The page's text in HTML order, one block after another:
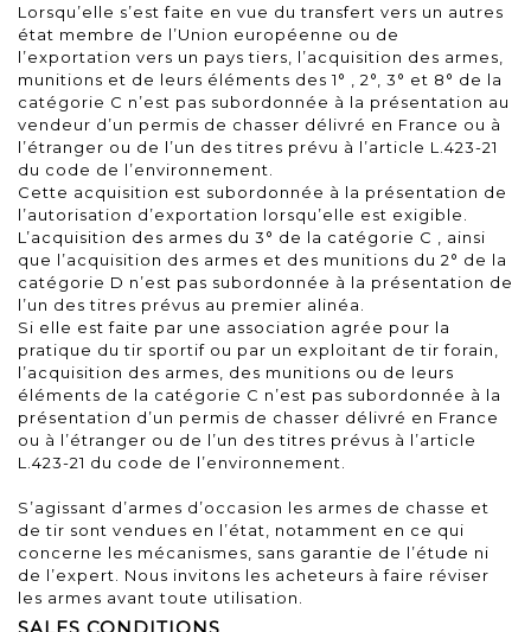
Lorsqu’elle s’est faite en vue du transfert vers un autres
état membre de l’Union européenne ou de
l’exportation vers un pays tiers, l’acquisition des armes,
munitions et de leurs éléments des 1° , 2°, 3° et 8° de la
catégorie C n’est pas subordonnée à la présentation au
vendeur d’un permis de chasser délivré en France ou à
l’étranger ou de l’un des titres prévu à l’article L.423-21
du code de l’environnement.
Cette acquisition est subordonnée à la présentation de
l’autorisation d’exportation lorsqu’elle est exigible.
L’acquisition des armes du 3° de la catégorie C , ainsi
que l’acquisition des armes et des munitions du 2° de la
catégorie D n’est pas subordonnée à la présentation de
l’un des titres prévus au premier alinéa.
Si elle est faite par une association agrée pour la
pratique du tir sportif ou par un exploitant de tir forain,
l’acquisition des armes, des munitions ou de leurs
éléments de la catégorie C n’est pas subordonnée à la
présentation d’un permis de chasser délivré en France
ou à l’étranger ou de l’un des titres prévus à l’article
L.423-21 du code de l’environnement.
S’agissant d’armes d’occasion les armes de chasse et
de tir sont vendues en l’état, notamment en ce qui
concerne les mécanismes, sans garantie de l’étude ni
de l’expert. Nous invitons les acheteurs à faire réviser
les armes avant toute utilisation.
SALES CONDITIONS